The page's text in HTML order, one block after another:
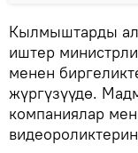
Кылмыштарды
иштер
менен
жүргүзүүдө.
компаниялар